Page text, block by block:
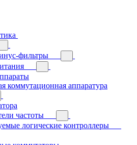
фильтры
коммутационная аппаратура
частоты
логические контроллеры